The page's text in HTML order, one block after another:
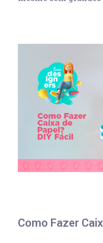
Como Fazer